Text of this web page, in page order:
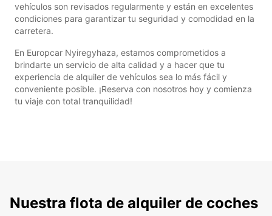
vehículos son revisados regularmente y están en excelentes
condiciones para garantizar tu seguridad y comodidad en la
carretera.
En Europcar Nyiregyhaza, estamos comprometidos a
brindarte un servicio de alta calidad y a hacer que tu
experiencia de alquiler de vehículos sea lo más fácil y
conveniente posible. ¡Reserva con nosotros hoy y comienza
tu viaje con total tranquilidad!
Nuestra flota de alquiler de coches